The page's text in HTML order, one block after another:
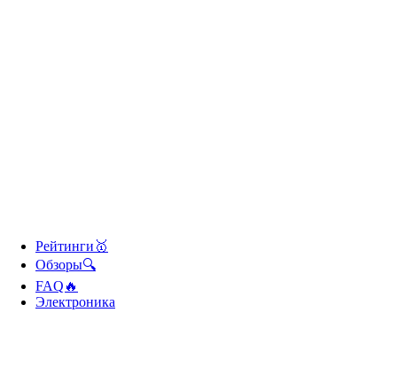
Рейтинги🥇
Обзоры🔍
FAQ🔥
Электроника